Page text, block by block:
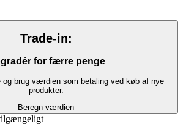
Trade-in:
for færre penge
og brug værdien som betaling ved køb af nye
produkter.
Beregn værdien